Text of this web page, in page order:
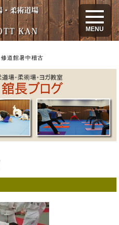
MENU
道館暑中稽古